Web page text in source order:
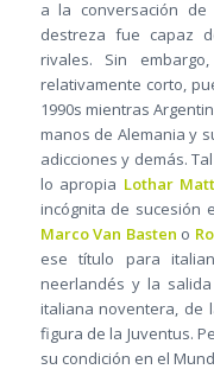
a la conversación
destreza fue capaz
rivales. Sin
relativamente corto,
1990s mientras
manos de Alemania y
adicciones y demás.
lo apropia Lothar
incógnita de sucesión
Marco Van Basten o
ese título para
neerlandés y la
italiana noventera, de
figura de la Juventus.
su condición en el